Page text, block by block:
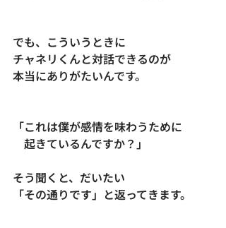
でも、こういうときに
チャネリくんと対話できるのが
本当にありがたいんです。
「これは僕が感情を味わうために
起きているんですか？」
そう聞くと、だいたい
「その通りです」と返ってきます。